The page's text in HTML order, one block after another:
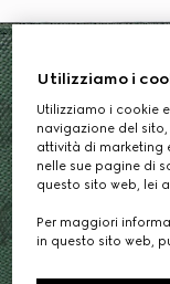
Utilizziamo i
Utilizziamo i cookie
navigazione del
attività di marketing
nelle sue pagine di
questo sito web, lei
Per maggiori
in questo sito web,